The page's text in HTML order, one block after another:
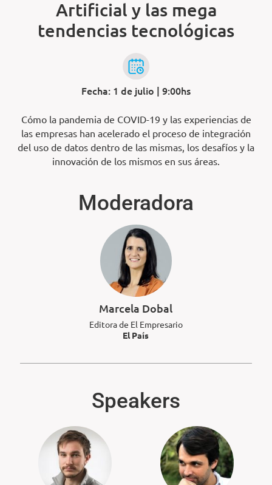
Artificial y las mega
tendencias tecnológicas
Fecha: 1 de julio | 9:00hs
Cómo la pandemia de COVID-19 y las experiencias de
las empresas han acelerado el proceso de integración
del uso de datos dentro de las mismas, los desafíos y la
innovación de los mismos en sus áreas.
Moderadora
Marcela Dobal
Editora de El Empresario
El País
Speakers